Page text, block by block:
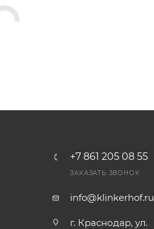
+7 861 205 08 55
ЗАКАЗАТЬ ЗВОНОК
info@klinkerhof.ru
г. Краснодар, ул.